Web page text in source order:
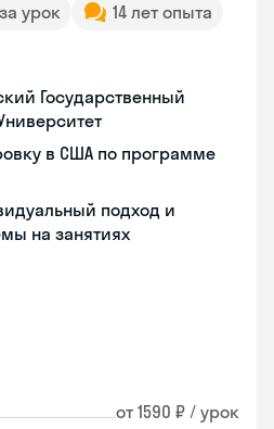
урок
14 лет опыта
Государственный
в США по программе
подход и
на занятиях
от 1590 ₽ / урок